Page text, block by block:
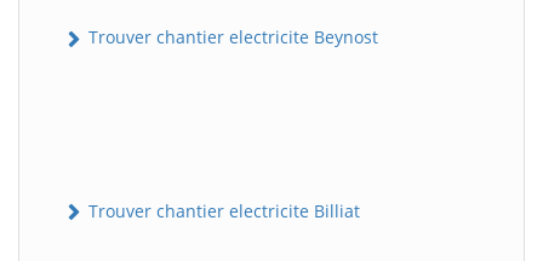
Trouver chantier electricite Beynost
Trouver chantier electricite Billiat